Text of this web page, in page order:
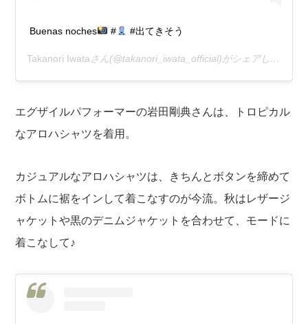
Buenas noches # #出てきそう
Takanori Iwataさん(@takanori_iwata_official)がシェアした投稿 –
エグザイルパフォーマーの岩田剛典さんは、トロピカル
なアロハシャツを着用。
カジュアルなアロハシャツは、きちんとボタンを締めて
ボトムに裾をインして着こなすのが今流。秋はレザージ
ャケットや黒のデニムジャケットを合わせて、モードに
着こなして♪